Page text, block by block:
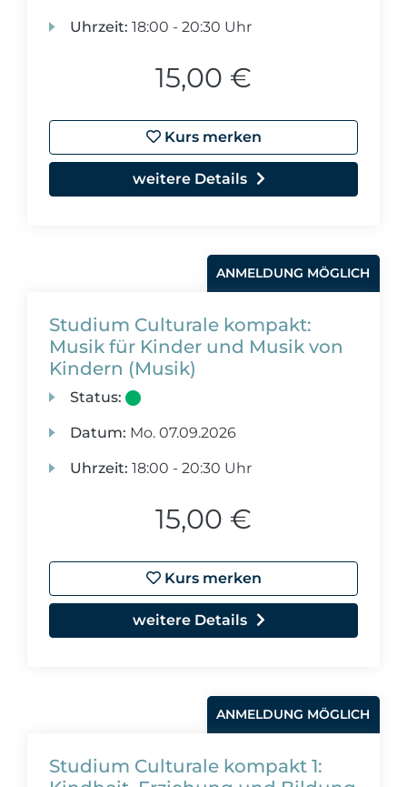
Uhrzeit: 18:00 - 20:30 Uhr
15,00 €
Kurs merken
weitere Details
ANMELDUNG MÖGLICH
Studium Culturale kompakt:
Musik für Kinder und Musik von
Kindern (Musik)
Status:
Datum: Mo. 07.09.2026
Uhrzeit: 18:00 - 20:30 Uhr
15,00 €
Kurs merken
weitere Details
ANMELDUNG MÖGLICH
Studium Culturale kompakt 1: